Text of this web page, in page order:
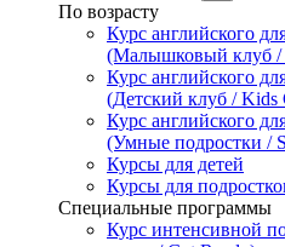
По возрасту
Курс английского
(Малышковый клуб /
Курс английского
(Детский клуб / Kids
Курс английского
(Умные подростки /
Курсы для детей
Курсы для
Специальные программы
Курс интенсивной